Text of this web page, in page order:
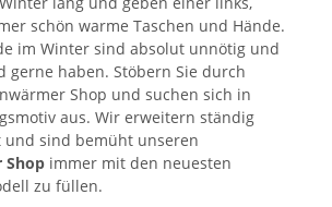
schön warme Taschen und Hände.
im Winter sind absolut unnötig und
gerne haben. Stöbern Sie durch
Shop und suchen sich in
aus. Wir erweitern ständig
und sind bemüht unseren
Shop immer mit den neuesten
zu füllen.